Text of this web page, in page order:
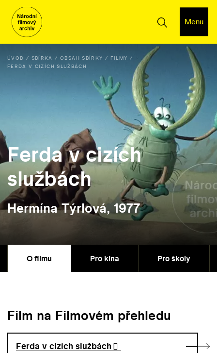
Menu
ÚVOD SBÍRKA OBSAH SBÍRKY
FILMY
FERDA V CIZÍCH SLUŽBÁCH
Ferda v cizích
službách
Hermína Týrlová, 1977
O filmu Pro kina Pro školy
Film na Filmovém přehledu
Ferda v cizích službách